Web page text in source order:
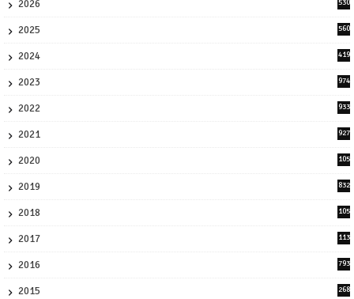
2026
530
2025
560
2024
419
2023
974
2022
933
2021
927
2020
105
2019
832
2018
105
2017
113
2016
793
2015
268